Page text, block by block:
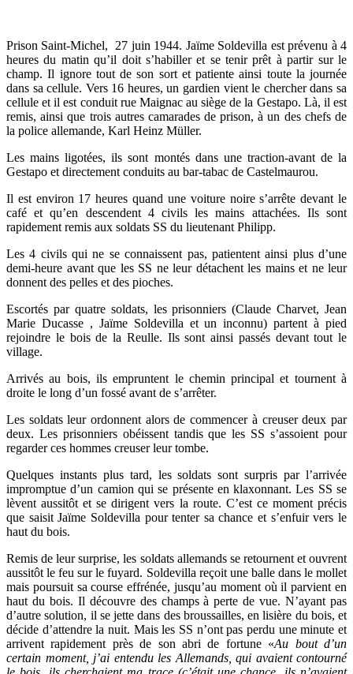
Prison Saint-Michel, 27 juin 1944. Jaïme Soldevilla est prévenu à 4
heures du matin qu’il doit s’habiller et se tenir prêt à partir sur le
champ. Il ignore tout de son sort et patiente ainsi toute la journée
dans sa cellule. Vers 16 heures, un gardien vient le chercher dans sa
cellule et il est conduit rue Maignac au siège de la Gestapo. Là, il est
remis, ainsi que trois autres camarades de prison, à un des chefs de
la police allemande, Karl Heinz Müller.
Les mains ligotées, ils sont montés dans une traction-avant de la
Gestapo et directement conduits au bar-tabac de Castelmaurou.
Il est environ 17 heures quand une voiture noire s’arrête devant le
café et qu’en descendent 4 civils les mains attachées. Ils sont
rapidement remis aux soldats SS du lieutenant Philipp.
Les 4 civils qui ne se connaissent pas, patientent ainsi plus d’une
demi-heure avant que les SS ne leur détachent les mains et ne leur
donnent des pelles et des pioches.
Escortés par quatre soldats, les prisonniers (Claude Charvet, Jean
Marie Ducasse , Jaïme Soldevilla et un inconnu) partent à pied
rejoindre le bois de la Reulle. Ils sont ainsi passés devant tout le
village.
Arrivés au bois, ils empruntent le chemin principal et tournent à
droite le long d’un fossé avant de s’arrêter.
Les soldats leur ordonnent alors de commencer à creuser deux par
deux. Les prisonniers obéissent tandis que les SS s’assoient pour
regarder ces hommes creuser leur tombe.
Quelques instants plus tard, les soldats sont surpris par l’arrivée
impromptue d’un camion qui se présente en klaxonnant. Les SS se
lèvent aussitôt et se dirigent vers la route. C’est ce moment précis
que saisit Jaïme Soldevilla pour tenter sa chance et s’enfuir vers le
haut du bois.
Remis de leur surprise, les soldats allemands se retournent et ouvrent
aussitôt le feu sur le fuyard. Soldevilla reçoit une balle dans le mollet
mais poursuit sa course effrénée, jusqu’au moment où il parvient en
haut du bois. Il découvre des champs à perte de vue. N’ayant pas
d’autre solution, il se jette dans des broussailles, en lisière du bois, et
décide d’attendre la nuit. Mais les SS n’ont pas perdu une minute et
arrivent rapidement près de son abri de fortune «Au bout d’un
certain moment, j’ai entendu les Allemands, qui avaient contourné